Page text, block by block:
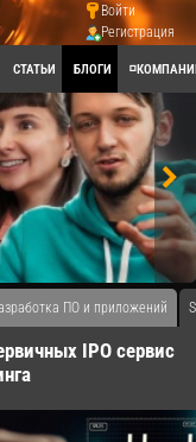
Войти
Регистрация
СТАТЬИ БЛОГИ
ПО и приложений
IPO сервис